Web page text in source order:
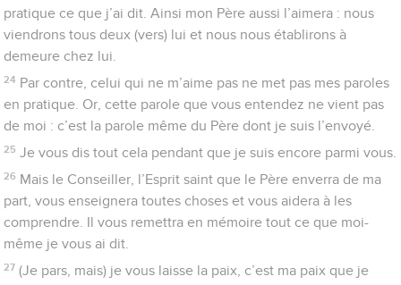
pratique ce que j’ai dit. Ainsi mon Père aussi l’aimera : nous
viendrons tous deux (vers) lui et nous nous établirons à
demeure chez lui.
24 Par contre, celui qui ne m’aime pas ne met pas mes paroles
en pratique. Or, cette parole que vous entendez ne vient pas
de moi : c’est la parole même du Père dont je suis l’envoyé.
25 Je vous dis tout cela pendant que je suis encore parmi vous.
26 Mais le Conseiller, l’Esprit saint que le Père enverra de ma
part, vous enseignera toutes choses et vous aidera à les
comprendre. Il vous remettra en mémoire tout ce que moi-
même je vous ai dit.
27 (Je pars, mais) je vous laisse la paix, c’est ma paix que je
Contenus Versions Commentaires Strong Dictionnaire